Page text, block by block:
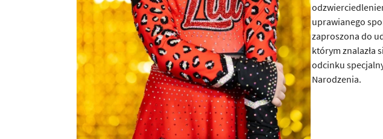
uprawianego
zaproszona do
którym znalazła
odcinku
Narodzenia.